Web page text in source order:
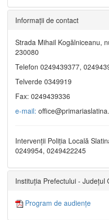
Informaţii de contact
Strada Mihail Kogălniceanu,
230080
Telefon 0249439377,
Telverde 0349919
Fax: 0249439336
e-mail:
Intervenții Poliția Locală
0249954, 0249422245
Instituția Prefectului - Județul
Program de audiențe